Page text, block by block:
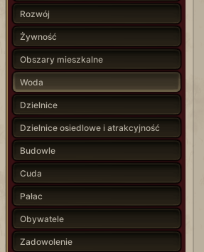
Rozwój
Żywność
Obszary mieszkalne
Woda
Dzielnice
Dzielnice osiedlowe i atrakcyjność
Budowle
Cuda
Pałac
Obywatele
Zadowolenie